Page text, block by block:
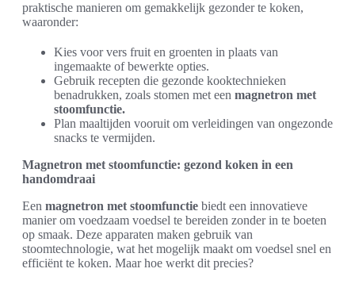
praktische manieren om gemakkelijk gezonder te koken,
waaronder:
Kies voor vers fruit en groenten in plaats van
ingemaakte of bewerkte opties.
Gebruik recepten die gezonde kooktechnieken
benadrukken, zoals stomen met een magnetron met
stoomfunctie.
Plan maaltijden vooruit om verleidingen van ongezonde
snacks te vermijden.
Magnetron met stoomfunctie: gezond koken in een
handomdraai
Een magnetron met stoomfunctie biedt een innovatieve
manier om voedzaam voedsel te bereiden zonder in te boeten
op smaak. Deze apparaten maken gebruik van
stoomtechnologie, wat het mogelijk maakt om voedsel snel en
efficiënt te koken. Maar hoe werkt dit precies?